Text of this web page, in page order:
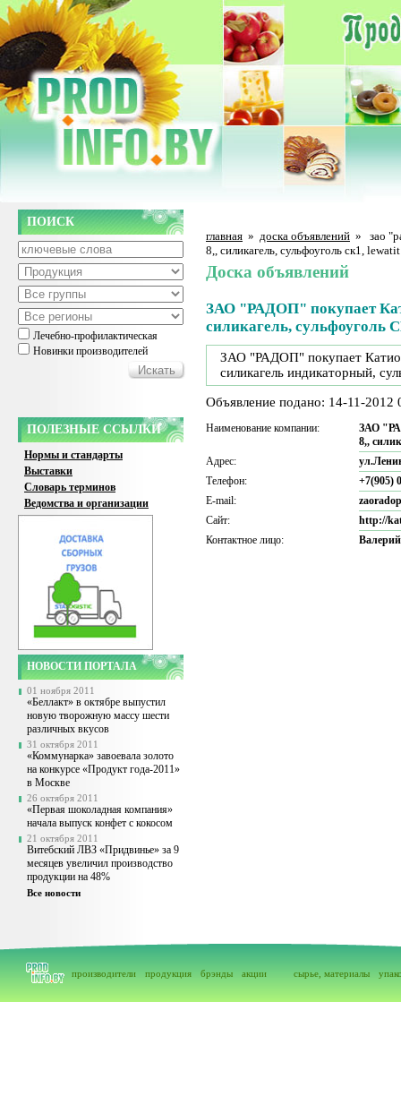
ПОИСК
Лечебно-профилактическая
Новинки производителей
ПОЛЕЗНЫЕ ССЫЛКИ
Нормы и стандарты
Выставки
Словарь терминов
Ведомства и организации
НОВОСТИ ПОРТАЛА
01 ноября 2011
«Беллакт» в октябре выпустил
новую творожную массу шести
различных вкусов
31 октября 2011
«Коммунарка» завоевала золото
на конкурсе «Продукт года-2011»
в Москве
26 октября 2011
«Первая шоколадная компания»
начала выпуск конфет с кокосом
21 октября 2011
Витебский ЛВЗ «Придвинье» за 9
месяцев увеличил производство
продукции на 48%
Все новости
главная » доска объявлений »
зао
8,, силикагель, сульфоуголь ск1, lewatit
Доска объявлений
ЗАО "РАДОП" покупает
силикагель, сульфоуголь
ЗАО "РАДОП" покупает
силикагель индикаторный,
Объявление подано: 14-11-2012
Наименование компании:
ЗАО
8,,
Адрес:
Телефон:
+7(905)
E-mail:
Сайт:
http://
Контактное лицо:
Валерий
производители продукция брэнды акции сырье, материалы